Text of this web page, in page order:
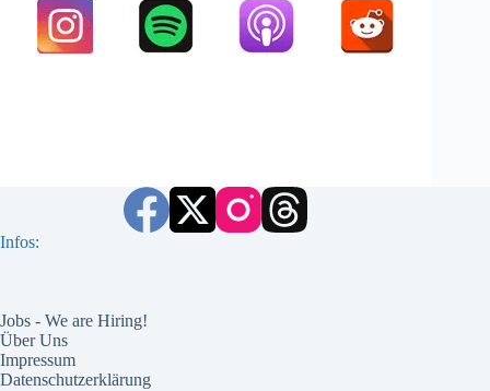
Infos:
Jobs - We are Hiring!
Über Uns
Impressum
Datenschutzerklärung